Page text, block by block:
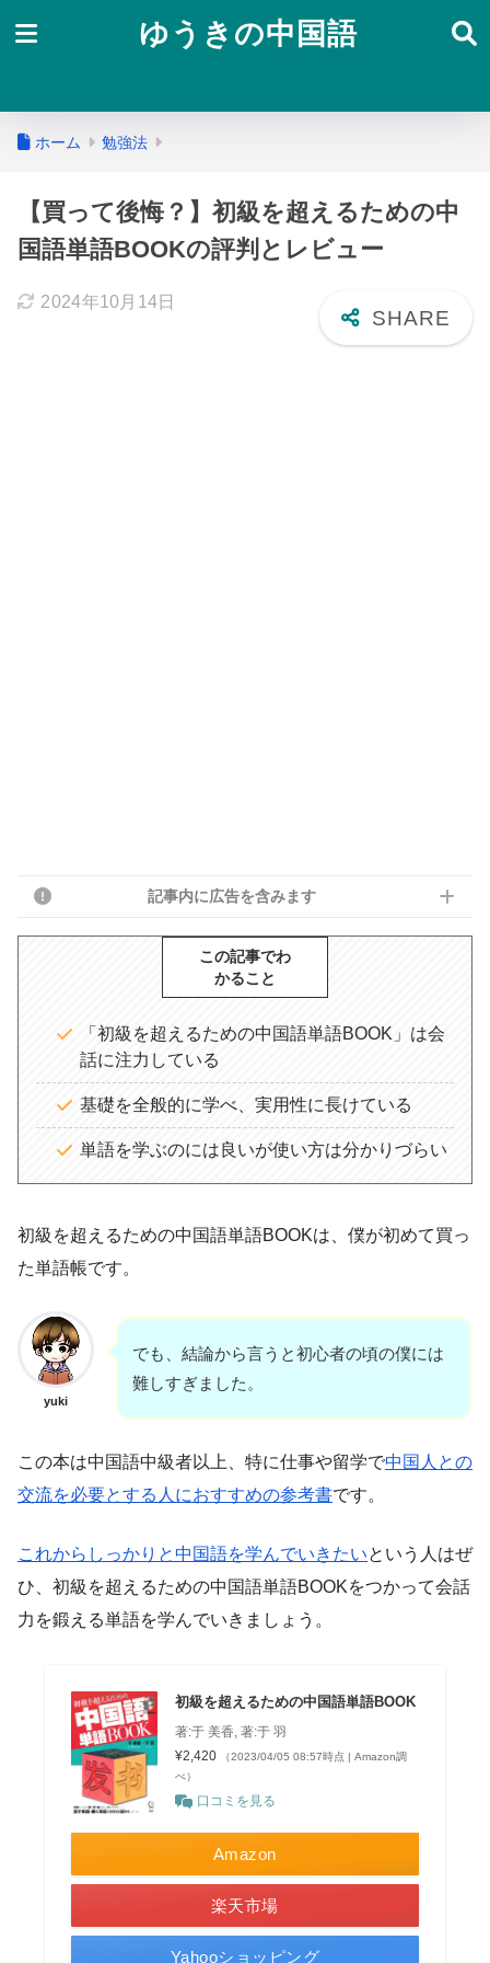
ゆうきの中国語
ホーム 勉強法
【買って後悔？】初級を超えるための中
国語単語BOOKの評判とレビュー
2024年10月14日
記事内に広告を含みます
この記事でわ
かること
「初級を超えるための中国語単語BOOK」は会
話に注力している
基礎を全般的に学べ、実用性に長けている
単語を学ぶのには良いが使い方は分かりづらい
初級を超えるための中国語単語BOOKは、僕が初めて買っ
た単語帳です。
yuki
でも、結論から言うと初心者の頃の僕には
難しすぎました。
この本は中国語中級者以上、特に仕事や留学で中国人との
交流を必要とする人におすすめの参考書です。
これからしっかりと中国語を学んでいきたいという人はぜ
ひ、初級を超えるための中国語単語BOOKをつかって会話
力を鍛える単語を学んでいきましょう。
初級を超えるための中国語単語BOOK
著:于 美香, 著:于 羽
¥2,420
（2023/04/05 08:57時点 | Amazon調
べ）
口コミを見る
Amazon
楽天市場
Yahooショッピング